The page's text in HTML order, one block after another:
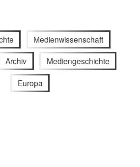
Medienwissenschaft
Archiv Mediengeschichte
Europa